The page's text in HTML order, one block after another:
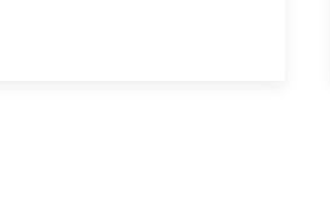
(след интегриране в
- съвместим с дистанционно